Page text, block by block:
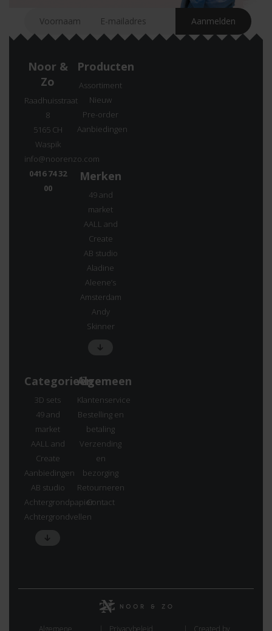
Noor &
Zo
Raadhuisstraat
8
5165 CH
Waspik
info@noorenzo.com
0416 74 32
00
Producten
Assortiment
Nieuw
Pre-order
Aanbiedingen
Merken
49 and
market
AALL and
Create
AB studio
Aladine
Aleene’s
Amsterdam
Andy
Skinner
Categorieën
3D sets
49 and
market
AALL and
Create
Aanbiedingen
AB studio
Achtergrondpapier
Achtergrondvellen
Algemeen
Klantenservice
Bestelling en
betaling
Verzending
en
bezorging
Retourneren
Contact
Algemene Privacybeleid Created by